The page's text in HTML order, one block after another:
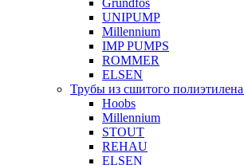
Grundfos
UNIPUMP
Millennium
IMP PUMPS
ROMMER
ELSEN
Трубы из сшитого полиэтилена
Hoobs
Millennium
STOUT
REHAU
ELSEN